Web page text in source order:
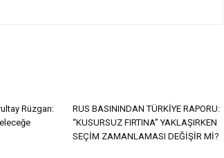
Rüzgarı:
RUS BASININDAN TÜRKİYE RAPORU:
“KUSURSUZ FIRTINA” YAKLAŞIRKEN
SEÇİM ZAMANLAMASI DEĞİŞİR Mİ?